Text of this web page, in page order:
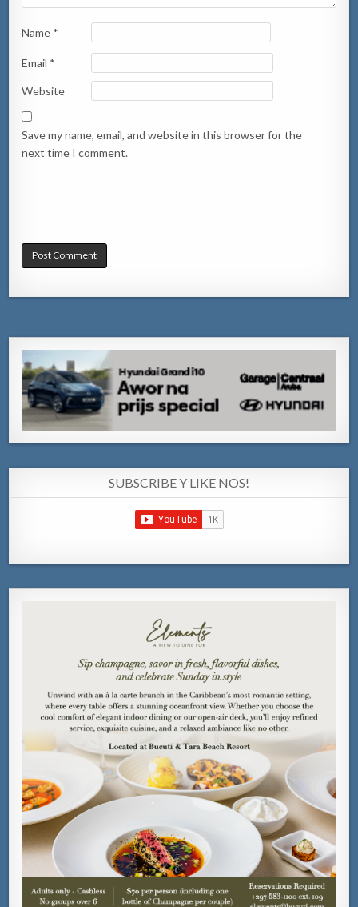
Name *
Email *
Website
Save my name, email, and website in this browser for the
next time I comment.
SUBSCRIBE Y LIKE NOS!